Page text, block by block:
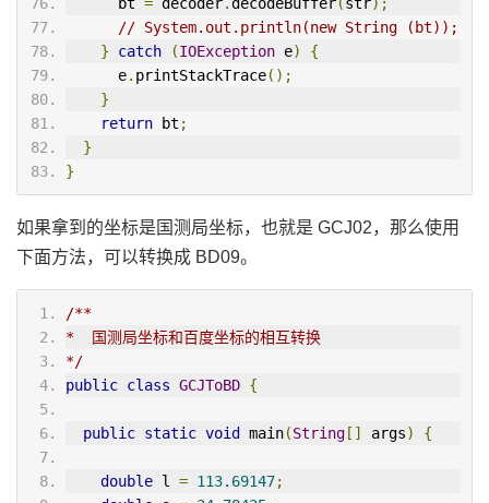
// System.out.println(new String (bt));
}
catch (IOException e)
{
      e
. printStackTrace();
}
return bt ;
}
}
如果拿到的坐标是国测局坐标，也就是 GCJ02，那么使用
下面方法，可以转换成 BD09。
/**
*  国测局坐标和百度坐标的相互转换
*/
public class GCJToBD {
public static void main(String [] args) {
double l = 113.69147;